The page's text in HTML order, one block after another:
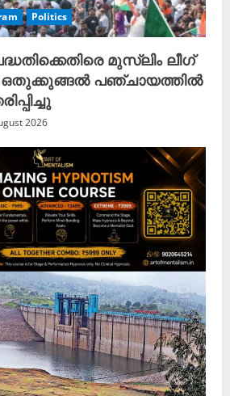
Politics
മുസ്ലിം ലീഗ്
ഒതുക്കുങ്ങൽ പഞ്ചായത്തിൽ
2026